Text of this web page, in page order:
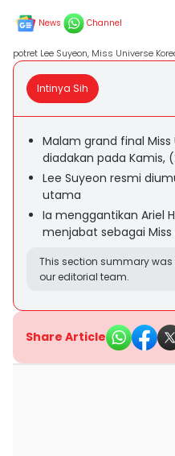
News Channel
potret Lee Suyeon, Miss Universe
Intinya Sih
Malam grand final Miss
diadakan pada Kamis,
Lee Suyeon resmi
utama
Ia menggantikan Ariel
menjabat sebagai Miss
This section summary
our editorial team.
Share Article